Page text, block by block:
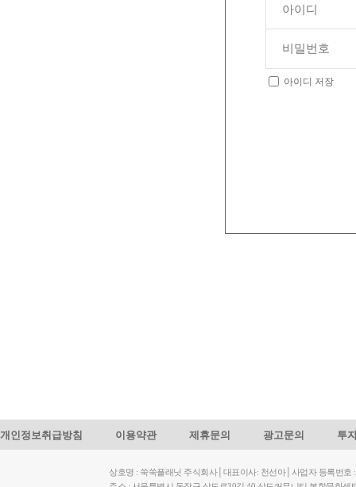
아이디 저장
개인정보취급방침 이용약관 제휴문의 광고문의 투
상호명 : 쑥쑥플래닛 주식회사│대표이사: 천선아│사업자 등록번호